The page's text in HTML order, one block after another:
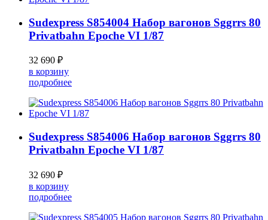
Sudexpress S854004 Набор вагонов Sggrrs 80
Privatbahn Epoche VI 1/87
32 690 ₽
в корзину
подробнее
Sudexpress S854006 Набор вагонов Sggrrs 80
Privatbahn Epoche VI 1/87
32 690 ₽
в корзину
подробнее